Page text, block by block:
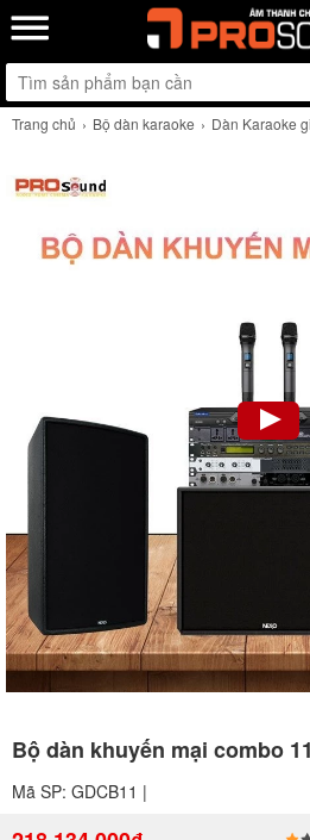
Trang chủ Bộ dàn karaoke Dàn Karaoke
Bộ dàn khuyến mại combo 11
Mã SP: GDCB11 |